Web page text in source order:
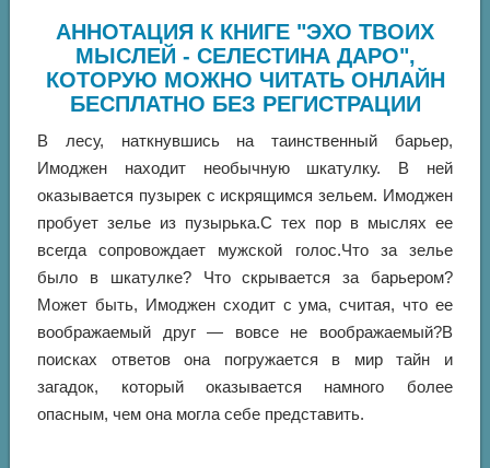
АННОТАЦИЯ К КНИГЕ "ЭХО ТВОИХ
МЫСЛЕЙ - СЕЛЕСТИНА ДАРО",
КОТОРУЮ МОЖНО ЧИТАТЬ ОНЛАЙН
БЕСПЛАТНО БЕЗ РЕГИСТРАЦИИ
В лесу, наткнувшись на таинственный барьер,
Имоджен находит необычную шкатулку. В ней
оказывается пузырек с искрящимся зельем. Имоджен
пробует зелье из пузырька.С тех пор в мыслях ее
всегда сопровождает мужской голос.Что за зелье
было в шкатулке? Что скрывается за барьером?
Может быть, Имоджен сходит с ума, считая, что ее
воображаемый друг — вовсе не воображаемый?В
поисках ответов она погружается в мир тайн и
загадок, который оказывается намного более
опасным, чем она могла себе представить.